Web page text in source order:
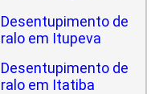
Desentupimento de
ralo em Itupeva
Desentupimento de
ralo em Itatiba